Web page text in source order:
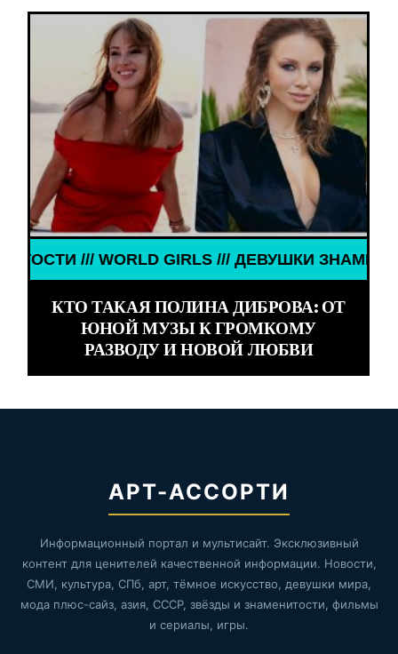
ЗНАМЕНИТОСТИ /// WORLD GIRLS ///
КТО ТАКАЯ ПОЛИНА ДИБРОВА: ОТ
ЮНОЙ МУЗЫ К ГРОМКОМУ
РАЗВОДУ И НОВОЙ ЛЮБВИ
АРТ-АССОРТИ
Информационный портал и мультисайт. Эксклюзивный
контент для ценителей качественной информации. Новости,
СМИ, культура, СПб, арт, тёмное искусство, девушки мира,
мода плюс-сайз, азия, СССР, звёзды и знаменитости, фильмы
и сериалы, игры.